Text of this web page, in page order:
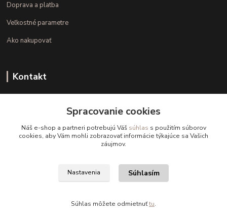
Doprava a platba
Veľkostné parametre
Ako nakupovať
Kontakt
(Po.-Pi. 10.00 - 15.00)
info@kvalitnaBielizen.sk
Copyright © kvalitnabielizen.sk
Spracovanie cookies
Náš e-shop a partneri potrebujú Váš súhlas s použitím súborov
cookies, aby Vám mohli zobrazovať informácie týkajúce sa Vašich
záujmov.
Nastavenia Súhlasím
Súhlas môžete odmietnuťtu.